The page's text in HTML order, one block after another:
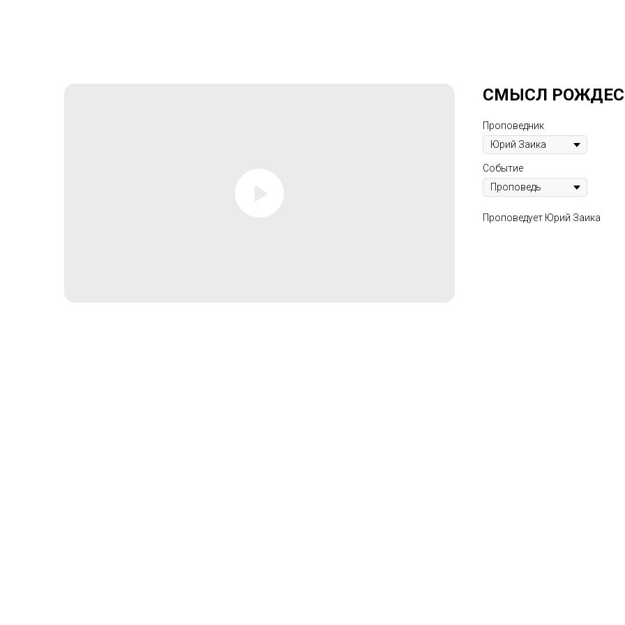
СМЫСЛ
Проповедник
Событие
Проповедует Юрий Заика